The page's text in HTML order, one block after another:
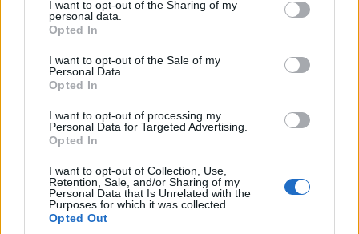
not limited to your visit or usage behaviour. You may click to
grant or deny consent to Google and its third-party tags to
use your data for below specified purposes in below Google
consent section.
I want to opt-out of the Sharing of my
personal data.
Opted In
I want to opt-out of the Sale of my
Personal Data.
Opted In
I want to opt-out of processing my
Personal Data for Targeted Advertising.
Opted In
I want to opt-out of Collection, Use,
Retention, Sale, and/or Sharing of my
Personal Data that Is Unrelated with the
Purposes for which it was collected.
Opted Out
ΑΘΛΗΤΙΚΆ
Ο Σύλλογος Δρομέων
και Οδοιπόρων
Εορδαίας παρόν στον
Λασσάνειο Δρόμο
ΕΛΛΆΔΑ
15ης Αυγούστου
6 Αυγούστου 2026, 8:30 μμ